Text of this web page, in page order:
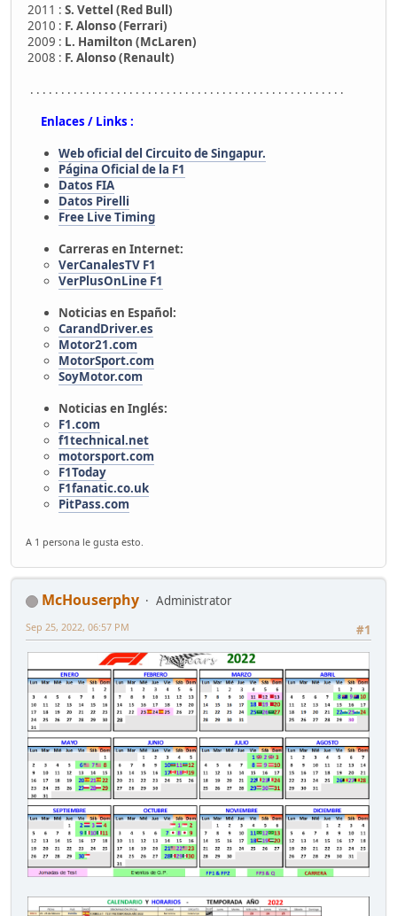
2011 : S. Vettel (Red Bull)
2010 : F. Alonso (Ferrari)
2009 : L. Hamilton (McLaren)
2008 : F. Alonso (Renault)
. . . . . . . . . . . . . . . . . . . . . . . . . . . . . . . . . . . . . . . . . . . . . . . . . . .
Enlaces / Links :
Web oficial del Circuito de Singapur.
Página Oficial de la F1
Datos FIA
Datos Pirelli
Free Live Timing
Carreras en Internet:
VerCanalesTV F1
VerPlusOnLine F1
Noticias en Español:
CarandDriver.es
Motor21.com
MotorSport.com
SoyMotor.com
Noticias en Inglés:
F1.com
f1technical.net
motorsport.com
F1Today
F1fanatic.co.uk
PitPass.com
A 1 persona le gusta esto.
McHouserphy
Administrator
#1
Sep 25, 2022, 06:57 PM